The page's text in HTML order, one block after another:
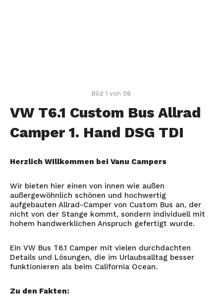
Bild 1 von 58
VW T6.1 Custom Bus Allrad
Camper 1. Hand DSG TDI
Herzlich Willkommen bei Vanu Campers
Wir bieten hier einen von innen wie außen
außergewöhnlich schönen und hochwertig
aufgebauten Allrad-Camper von Custom Bus an, der
nicht von der Stange kommt, sondern individuell mit
hohem handwerklichen Anspruch gefertigt wurde.
Ein VW Bus T6.1 Camper mit vielen durchdachten
Details und Lösungen, die im Urlaubsalltag besser
funktionieren als beim California Ocean.
Zu den Fakten: